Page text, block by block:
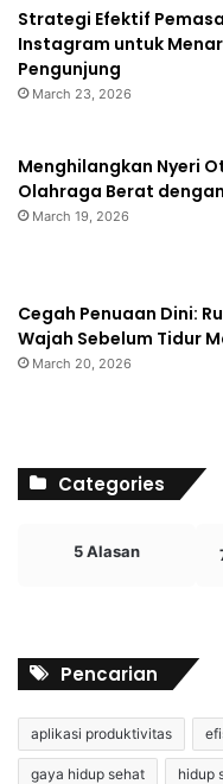
Strategi Efektif
Instagram untuk
Pengunjung
March 23, 2026
Menghilangkan Nyeri
Olahraga Berat
March 19, 2026
Cegah Penuaan Dini:
Wajah Sebelum Tidur
March 20, 2026
Categories
5 Alasan
Pencarian
aplikasi produktivitas
gaya hidup sehat hidup